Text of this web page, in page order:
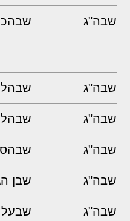
שבה"ג
שבה"ג
שבה"ג
שבה"ג
שבה"ג שבן
שבה"ג שבעל